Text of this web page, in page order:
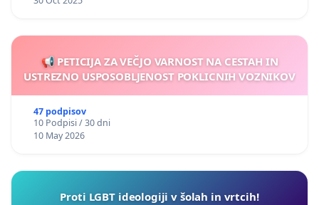
📢 PETICIJA ZA VEČJO VARNOST NA CESTAH IN
USTREZNO USPOSOBLJENOST POKLICNIH VOZNIKOV
47 podpisov
10 Podpisi / 30 dni
10 May 2026
Proti LGBT ideologiji v šolah in vrtcih!